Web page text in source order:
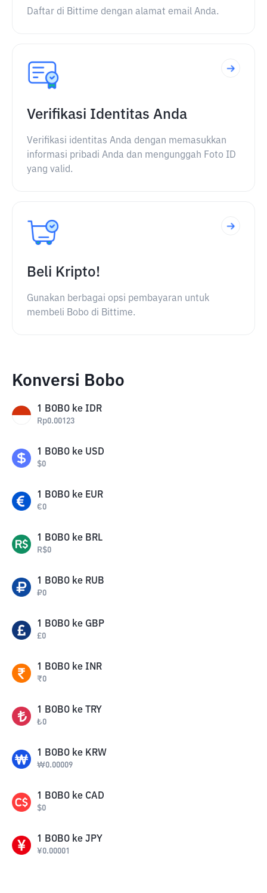
Daftar di Bittime dengan alamat email Anda.
Verifikasi Identitas Anda
Verifikasi identitas Anda dengan memasukkan
informasi pribadi Anda dan mengunggah Foto ID
yang valid.
Beli Kripto!
Gunakan berbagai opsi pembayaran untuk
membeli Bobo di Bittime.
Konversi Bobo
1 BOBO ke IDR
Rp0.00123
1 BOBO ke USD
$0
1 BOBO ke EUR
€0
1 BOBO ke BRL
R$0
1 BOBO ke RUB
₽0
1 BOBO ke GBP
£0
1 BOBO ke INR
₹0
1 BOBO ke TRY
₺0
1 BOBO ke KRW
₩0.00009
1 BOBO ke CAD
$0
1 BOBO ke JPY
¥0.00001